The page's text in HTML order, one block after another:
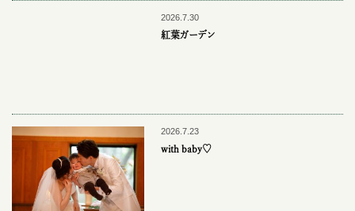
2026.7.30
紅葉ガーデン
2026.7.23
with baby♡